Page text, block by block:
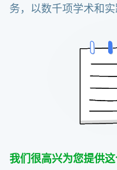
务，以数千项学术和
我们很高兴为您提供